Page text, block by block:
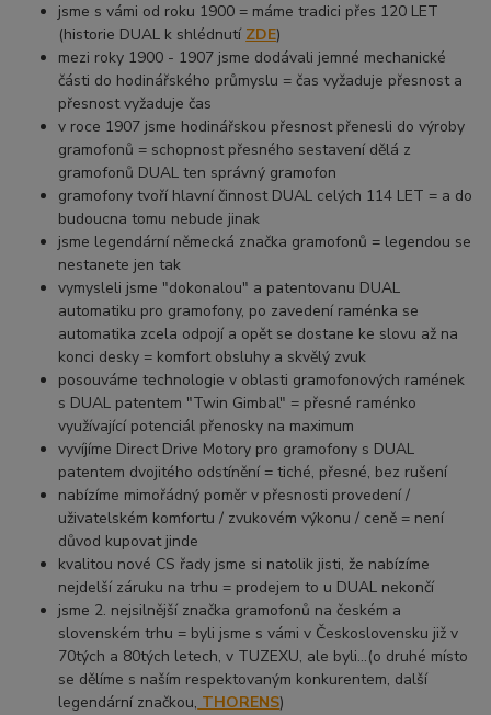
jsme s vámi od roku 1900 = máme tradici přes 120 LET
(historie DUAL k shlédnutí ZDE)
mezi roky 1900 - 1907 jsme dodávali jemné mechanické
části do hodinářského průmyslu = čas vyžaduje přesnost a
přesnost vyžaduje čas
v roce 1907 jsme hodinářskou přesnost přenesli do výroby
gramofonů = schopnost přesného sestavení dělá z
gramofonů DUAL ten správný gramofon
gramofony tvoří hlavní činnost DUAL celých 114 LET = a do
budoucna tomu nebude jinak
jsme legendární německá značka gramofonů = legendou se
nestanete jen tak
vymysleli jsme "dokonalou" a patentovanu DUAL
automatiku pro gramofony, po zavedení raménka se
automatika zcela odpojí a opět se dostane ke slovu až na
konci desky = komfort obsluhy a skvělý zvuk
posouváme technologie v oblasti gramofonových ramének
s DUAL patentem "Twin Gimbal" = přesné raménko
využívající potenciál přenosky na maximum
vyvíjíme Direct Drive Motory pro gramofony s DUAL
patentem dvojitého odstínění = tiché, přesné, bez rušení
nabízíme mimořádný poměr v přesnosti provedení /
uživatelském komfortu / zvukovém výkonu / ceně = není
důvod kupovat jinde
kvalitou nové CS řady jsme si natolik jisti, že nabízíme
nejdelší záruku na trhu = prodejem to u DUAL nekončí
jsme 2. nejsilnější značka gramofonů na českém a
slovenském trhu = byli jsme s vámi v Československu již v
70tých a 80tých letech, v TUZEXU, ale byli...(o druhé místo
se dělíme s naším respektovaným konkurentem, další
legendární značkou, THORENS)